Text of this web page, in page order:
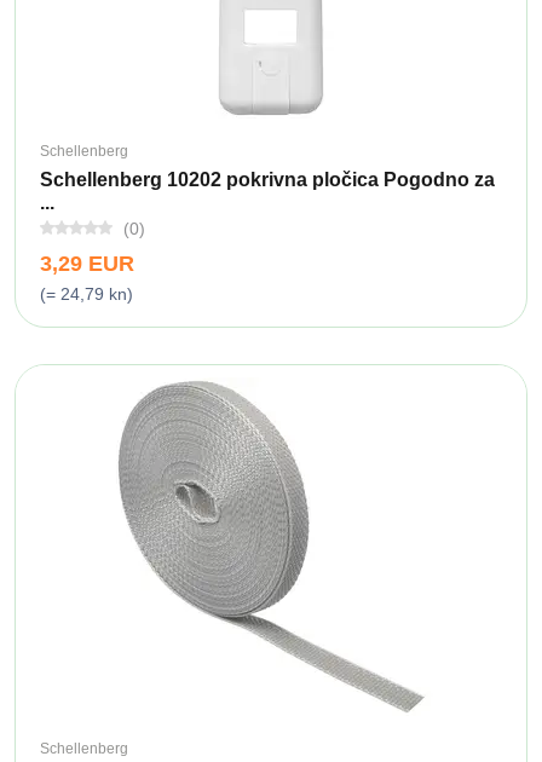
Schellenberg
Schellenberg 10202 pokrivna pločica Pogodno za
...
(0)
3,29 EUR
(= 24,79 kn)
Schellenberg